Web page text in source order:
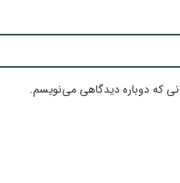
که دوباره دیدگاهی می‌نویسم.